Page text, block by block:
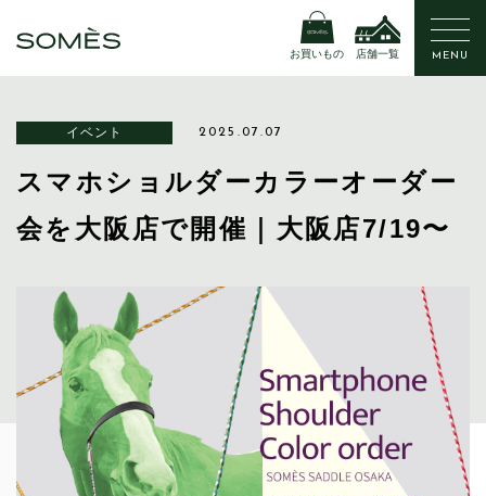
お買いもの 店舗一覧 MENU
イベント 2025.07.07
スマホショルダーカラーオーダー
会を大阪店で開催｜大阪店7/19〜